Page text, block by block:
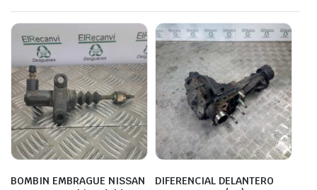
BOMBIN EMBRAGUE NISSAN
DIFERENCIAL DELANTERO